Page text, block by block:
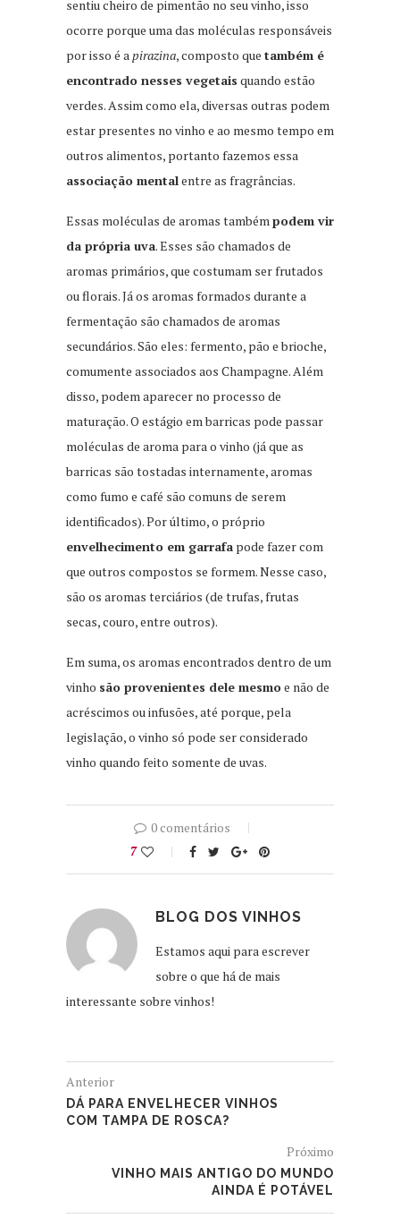
sentiu cheiro de pimentão no seu vinho, isso
ocorre porque uma das moléculas responsáveis
por isso é apirazina, composto que também é
encontrado nesses vegetais quando estão
verdes. Assim como ela, diversas outras podem
estar presentes no vinho e ao mesmo tempo em
outros alimentos, portanto fazemos essa
associação mentalentre as fragrâncias.
Essas moléculas de aromas tambémpodem vir
da própria uva. Esses são chamados de
aromas primários, que costumam ser frutados
ou florais. Já os aromas formados durante a
fermentação são chamados de aromas
secundários. São eles: fermento, pão e brioche,
comumente associados aos Champagne. Além
disso, podem aparecer no processo de
maturação. O estágio em barricas pode passar
moléculas de aroma para o vinho (já que as
barricas são tostadas internamente, aromas
como fumo e café são comuns de serem
identificados). Por último, o próprio
envelhecimento em garrafa pode fazer com
que outros compostos se formem. Nesse caso,
são os aromas terciários (de trufas, frutas
secas, couro, entre outros).
Em suma, os aromas encontrados dentro de um
vinho são provenientes dele mesmoe não de
acréscimos ou infusões, até porque, pela
legislação, o vinho só pode ser considerado
vinho quando feito somente de uvas.
0 comentários
7
BLOG DOS VINHOS
Estamos aqui para escrever
sobre o que há de mais
interessante sobre vinhos!
Anterior
DÁ PARA ENVELHECER VINHOS
COM TAMPA DE ROSCA?
Próximo
VINHO MAIS ANTIGO DO MUNDO
AINDA É POTÁVEL